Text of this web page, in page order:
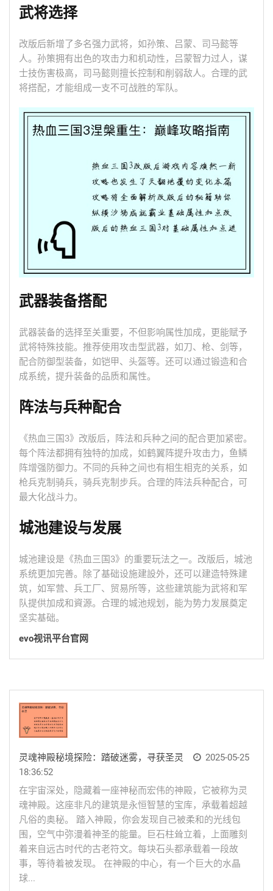
武将选择
改版后新增了多名强力武将，如孙策、吕蒙、司马懿等
人。孙策拥有出色的攻击力和机动性，吕蒙智力过人，谋
士技伤害极高，司马懿则擅长控制和削弱敌人。合理的武
将搭配，才能组成一支不可战胜的军队。
武器装备搭配
武器装备的选择至关重要，不但影响属性加成，更能赋予
武将特殊技能。推荐使用攻击型武器，如刀、枪、剑等，
配合防御型装备，如铠甲、头盔等。还可以通过锻造和合
成系统，提升装备的品质和属性。
阵法与兵种配合
《热血三国3》改版后，阵法和兵种之间的配合更加紧密。
每个阵法都拥有独特的加成，如鹤翼阵提升攻击力，鱼鳞
阵增强防御力。不同的兵种之间也有相生相克的关系，如
枪兵克制骑兵，骑兵克制步兵。合理的阵法兵种配合，可
最大化战斗力。
城池建设与发展
城池建设是《热血三国3》的重要玩法之一。改版后，城池
系统更加完善。除了基础设施建設外，还可以建造特殊建
筑，如军营、兵工厂、贸易所等，这些建筑能为武将和军
队提供加成和資源。合理的城池规划，能为势力发展奠定
坚实基础。
evo视讯平台官网
灵魂神殿秘境探险：踏破迷雾，寻获圣灵
2025-05-25
18:36:52
在宇宙深处，隐藏着一座神秘而宏伟的神殿，它被称为灵
魂神殿。这座非凡的建筑是永恒智慧的宝库，承载着超越
凡俗的奥秘。 踏入神殿，你会发现自己被柔和的光线包
围，空气中弥漫着神圣的能量。巨石柱耸立着，上面雕刻
着来自远古时代的古老符文。每块石头都承载着一段故
事，等待着被发现。 在神殿的中心，有一个巨大的水晶
球...